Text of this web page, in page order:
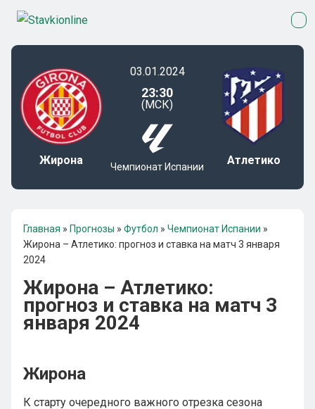
Жирона
03.01.2024
23:30
(МСК)
Чемпионат Испании Атлетико
Главная » Прогнозы » Футбол » Чемпионат Испании »
Жирона – Атлетико: прогноз и ставка на матч 3 января
2024
Жирона – Атлетико:
прогноз и ставка на матч 3
января 2024
Жирона
К старту очередного важного отрезка сезона